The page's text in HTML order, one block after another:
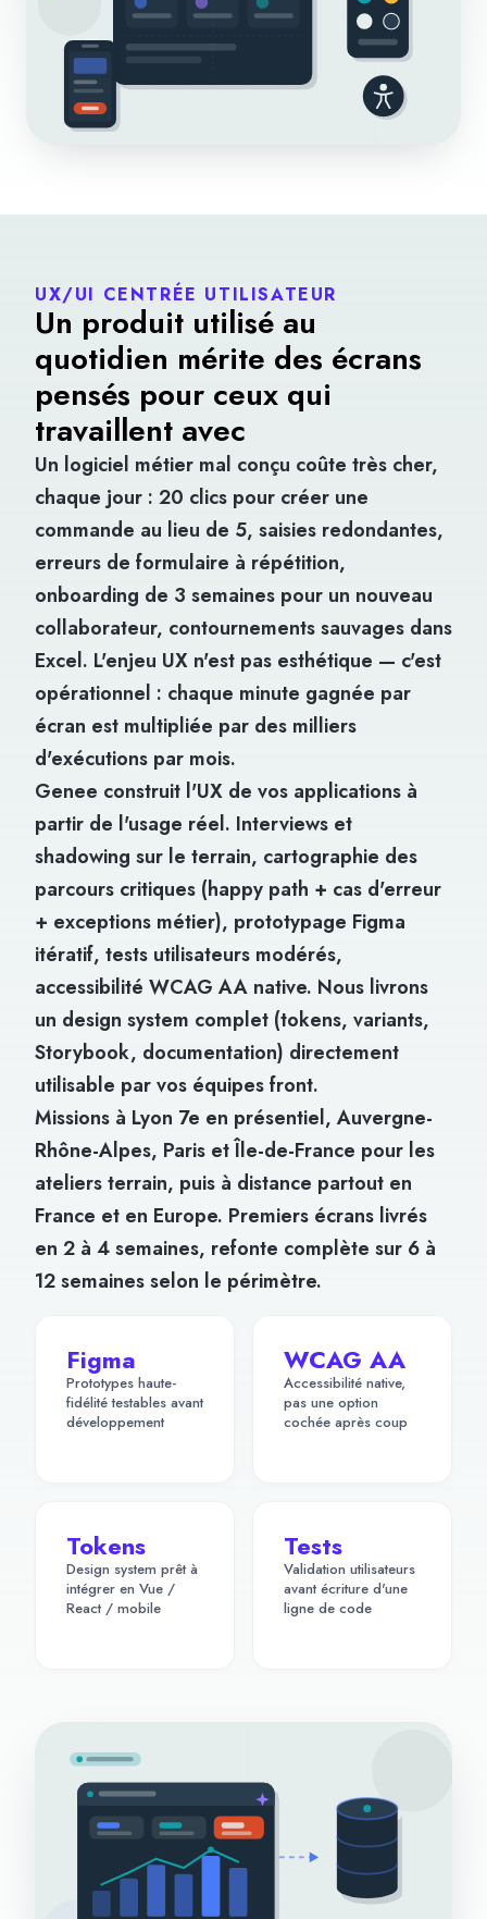
UX/UI CENTRÉE UTILISATEUR
Un produit utilisé au
quotidien mérite des écrans
pensés pour ceux qui
travaillent avec
Un logiciel métier mal conçu coûte très cher,
chaque jour : 20 clics pour créer une
commande au lieu de 5, saisies redondantes,
erreurs de formulaire à répétition,
onboarding de 3 semaines pour un nouveau
collaborateur, contournements sauvages dans
Excel. L'enjeu UX n'est pas esthétique — c'est
opérationnel : chaque minute gagnée par
écran est multipliée par des milliers
d'exécutions par mois.
Genee construit l'UX de vos applications à
partir de l'usage réel. Interviews et
shadowing sur le terrain, cartographie des
parcours critiques (happy path + cas d'erreur
+ exceptions métier), prototypage Figma
itératif, tests utilisateurs modérés,
accessibilité WCAG AA native. Nous livrons
un design system complet (tokens, variants,
Storybook, documentation) directement
utilisable par vos équipes front.
Missions à Lyon 7e en présentiel, Auvergne-
Rhône-Alpes, Paris et Île-de-France pour les
ateliers terrain, puis à distance partout en
France et en Europe. Premiers écrans livrés
en 2 à 4 semaines, refonte complète sur 6 à
12 semaines selon le périmètre.
Figma
Prototypes haute-
fidélité testables avant
développement
WCAG AA
Accessibilité native,
pas une option
cochée après coup
Tokens
Design system prêt à
intégrer en Vue /
React / mobile
Tests
Validation utilisateurs
avant écriture d'une
ligne de code